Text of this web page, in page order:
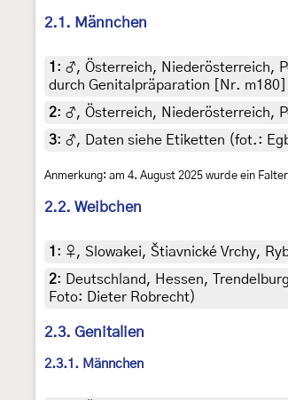
2.1. Männchen
1 : ♂, Österreich, Niederösterreich,
durch Genitalpräparation [Nr.
2: ♂, Österreich, Niederösterreich,
3: ♂, Daten siehe Etiketten (fot.:
Anmerkung: am 4. August 2025 wurde ein
2.2. Weibchen
1 : ♀, Slowakei, Štiavnické Vrchy,
2: Deutschland, Hessen,
Foto: Dieter Robrecht)
2.3. Genitalien
2.3.1. Männchen